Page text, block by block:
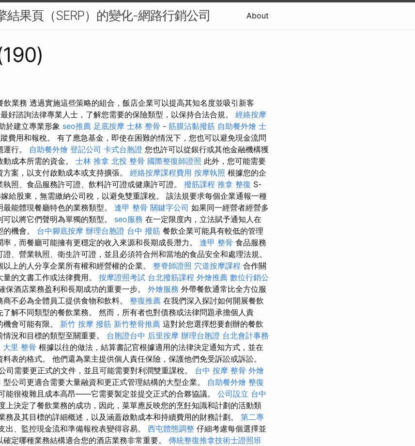
結果頁（SERP）的變化-網路行銷公司 About
飲業務 透過實施這些策略的組合，飯店企業可以提高其知名度並吸引新客
好諮詢法律專業人士，了解您需要的保險類型，以保持合法合規。 經絡按摩
於建立專業形象 seo推薦 足底按摩 士林 整骨 - 筋膜沾黏撥筋 自助餐外燴 士
費用和報稅。 有了應急基金，即使在困難的情況下，您也可以避免現金流問
行。
自助餐外燴 登記公司 卡式台胞證 您也許可以從銀行或其他金融機構獲
成本所需的資金。 士林 推拿 北投 整骨 國際整復師證照 此外，您可能需要
案，以支付啟動成本或支持擴張。 經絡按摩課程費用 按摩執照 根據您的企
照、食品服務許可證、飲料許可證或健康許可證。 撥筋課程 推拿 整復 S-
給股東，無需繳納公司稅，以避免雙重課稅。 該法規要求每個企業通報一種
能體現餐廳特色的業務類型。 逢甲 整骨 關鍵字公司 如果同一經營者經營多
以將它們聲明為單獨的類型。 seo服務 在一定限度內，立法賦予通知人在
機會。 台中腳底按摩 辦理台胞證 台中 撥筋 餐飲企業可能具有較低的管理
，而餐廳可能擁有更穩定的收入來源和長期成長潛力。 逢甲 整骨 食品服務
、營業執照、衛生許可證，並且必須符合州和當地的食品安全和處理法規。
上的人分享企業所有權和經營權的企業。 整脊師證照 穴道按摩課程 合作關
的文書工作或法律費用。 按摩證照考試 台北撥筋課程 外燴推薦 數位行銷公
保酒店業務盈利和長期成功的重要一步。 外燴服務 外帶餐飲通常比全方位服
不必為全體員工提供食物和飲料。 整復推薦 在我們深入探討如何開展餐飲
解不同類型的餐飲業務。 然而，所有者也對債務或法律問題承擔個人責
會可能有限。 新竹 按摩 撥筋 新竹整骨推薦 這對於您選擇想要創辦的餐飲
況和目標的類型至關重要。 台胞證台中 后里按摩 辦理台胞證 台北會計事務
大里 整骨 根據以往的做法，結算書記官根據適用的法律決定通知方式，並在
表的格式。 他們還為業主提供個人責任保險，保護他們免受訴訟或訴訟。
司需要更正式的文件，並且可能需要對利潤雙重課稅。 台中 按摩 整骨 外燴
型公司更適合需要大量融資和更正式管理結構的大型企業。 自助餐外燴 整復
能很複雜且成本高昂——它需要製定並提交正式的合夥協議。 公司設立 台中
上決定了餐飲業務的成功，因此，菜單應反映您的烹飪知識和計劃的活動類
務及其目標的詳細概述，以及涵蓋啟動成本和持續費用的財務計劃。 第二專
出、監控現金流和準備報稅表變得容易。 西屯體態調整 仔細考慮每個選擇並
定哪種業務結構適合您的酒店業務非常重要。 傳統整復推拿技術士證照班